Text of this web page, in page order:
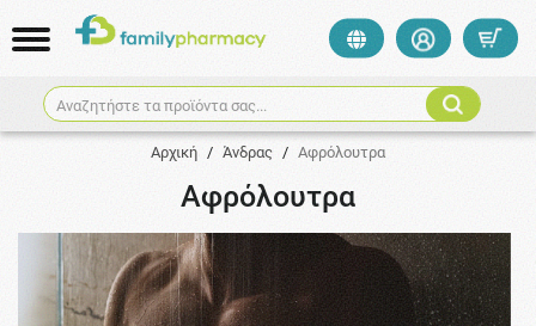
Αναζητήστε τα προϊόντα σας...
Αρχική / Άνδρας / Αφρόλουτρα
Αφρόλουτρα